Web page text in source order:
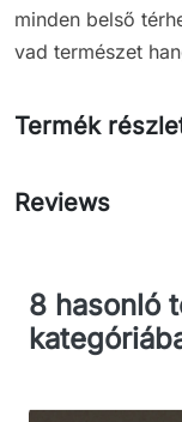
minden belső
vad természet
Termék
Reviews
8 hasonló